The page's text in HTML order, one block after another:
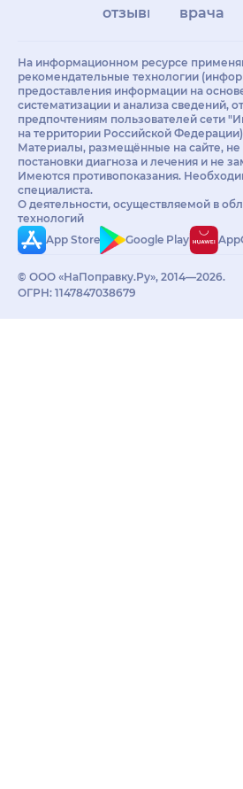
отзывы
врачам
На информационном ресурсе
рекомендательные технологии
предоставления информации на
систематизации и анализа сведений,
предпочтениям пользователей сети
на территории Российской Федерации)
Материалы, размещённые на сайте,
постановки диагноза и лечения и не
Имеются противопоказания.
специалиста.
О деятельности, осуществляемой в
технологий
App Store
Google Play
© ООО «НаПоправку.Ру», 2014—2026.
ОГРН: 1147847038679